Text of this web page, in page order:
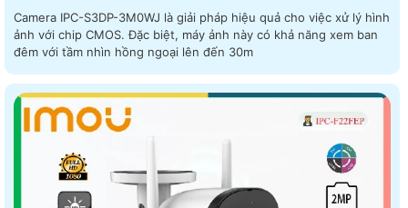
Camera IPC-S3DP-3M0WJ là giải pháp hiệu quả cho việc xử lý hình
ảnh với chip CMOS. Đặc biệt, máy ảnh này có khả năng xem ban
đêm với tầm nhìn hồng ngoại lên đến 30m